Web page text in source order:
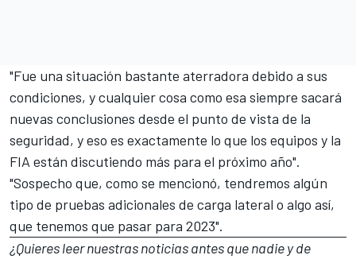
"Fue una situación bastante aterradora debido a sus
condiciones, y cualquier cosa como esa siempre sacará
nuevas conclusiones desde el punto de vista de la
seguridad, y eso es exactamente lo que los equipos y la
FIA están discutiendo más para el próximo año".
"Sospecho que, como se mencionó, tendremos algún
tipo de pruebas adicionales de carga lateral o algo así,
que tenemos que pasar para 2023".
¿Quieres leer nuestras noticias antes que nadie y de